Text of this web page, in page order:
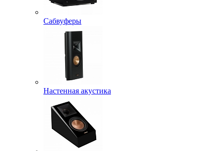
Сабвуферы
Настенная акустика